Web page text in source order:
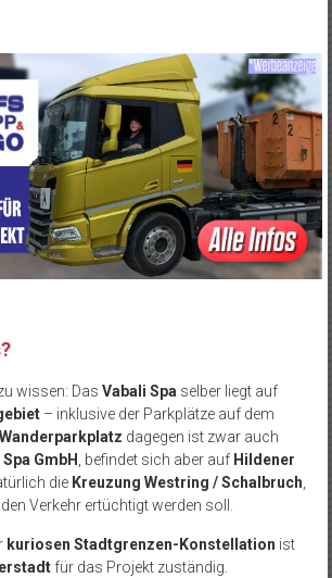
wissen: Das Vabali Spa selber liegt auf
– inklusive der Parkplätze auf dem
Wanderparkplatz dagegen ist zwar auch
GmbH
, befindet sich aber auf Hildener
die Kreuzung Westring / Schalbruch
Verkehr ertüchtigt werden soll.
kuriosen Stadtgrenzen-Konstellation ist
für das Projekt zuständig.